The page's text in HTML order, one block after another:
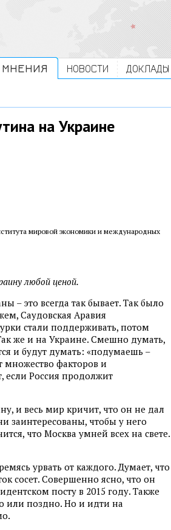
МНЕНИЯ НОВОСТИ ДОКЛАДЫ
на Украине
мировой экономики и международных
любой ценой.
– это всегда так бывает. Так было
Саудовская Аравия
стали поддерживать, потом
же и на Украине. Смешно думать,
и будут думать: «подумаешь –
множество факторов и
если Россия продолжит
и весь мир кричит, что он не дал
заинтересованы, чтобы у него
что Москва умней всех на свете.
урвать от каждого. Думает, что
сосет. Совершенно ясно, что он
посту в 2015 году. Также
или поздно. Но и идти на